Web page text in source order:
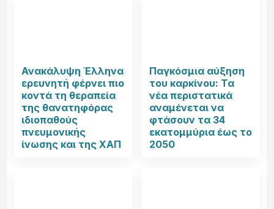
Ανακάλυψη Έλληνα
ερευνητή φέρνει πιο
κοντά τη θεραπεία
της θανατηφόρας
ιδιοπαθούς
πνευμονικής
ίνωσης και της ΧΑΠ
Παγκόσμια αύξηση
του καρκίνου: Τα
νέα περιστατικά
αναμένεται να
φτάσουν τα 34
εκατομμύρια έως το
2050